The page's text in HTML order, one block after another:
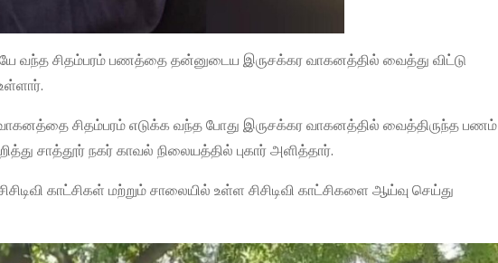
வந்த சிதம்பரம் பணத்தை தன்னுடைய இருசக்கர வாகனத்தில் வைத்து விட்டு
சிதம்பரம் எடுக்க வந்த போது இருசக்கர வாகனத்தில் வைத்திருந்த பணம்
சாத்தூர் நகர் காவல் நிலையத்தில் புகார் அளித்தார்.
காட்சிகள் மற்றும் சாலையில் உள்ள சிசிடிவி காட்சிகளை ஆய்வு செய்து